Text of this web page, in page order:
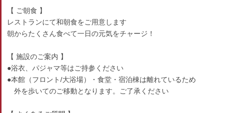
【 ご朝食 】
レストランにて和朝食をご用意します
朝からたくさん食べて一日の元気をチャージ！
【 施設のご案内 】
●浴衣、パジャマ等はご持参ください
●本館（フロント/大浴場）・食堂・宿泊棟は離れているため
外を歩いてのご移動となります。ご了承ください